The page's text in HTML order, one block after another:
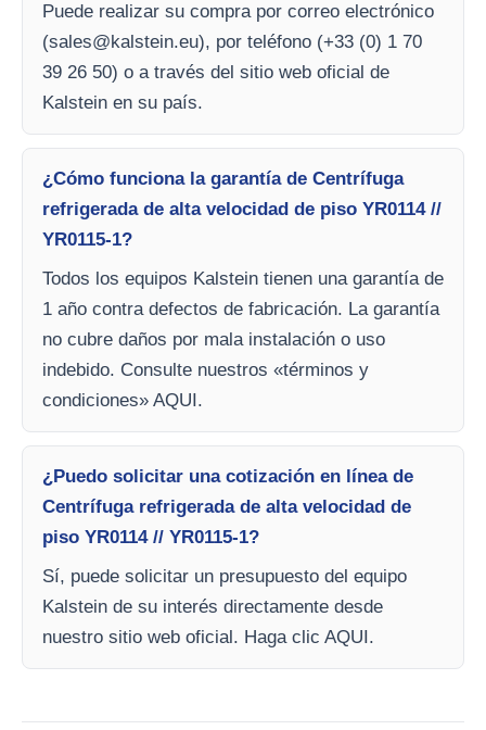
Puede realizar su compra por correo electrónico
(sales@kalstein.eu), por teléfono (+33 (0) 1 70
39 26 50) o a través del sitio web oficial de
Kalstein en su país.
¿Cómo funciona la garantía de Centrífuga
refrigerada de alta velocidad de piso YR0114 //
YR0115-1?
Todos los equipos Kalstein tienen una garantía de
1 año contra defectos de fabricación. La garantía
no cubre daños por mala instalación o uso
indebido. Consulte nuestros «términos y
condiciones» AQUI.
¿Puedo solicitar una cotización en línea de
Centrífuga refrigerada de alta velocidad de
piso YR0114 // YR0115-1?
Sí, puede solicitar un presupuesto del equipo
Kalstein de su interés directamente desde
nuestro sitio web oficial. Haga clic AQUI.